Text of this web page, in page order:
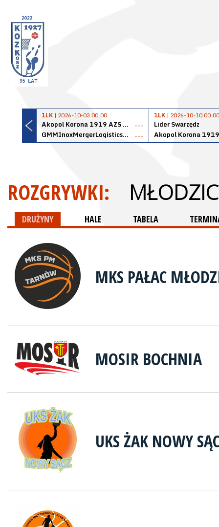
1LK | 2026-10-03 00:00
Akopol Korona 1919 AZS PK Kraków
---
GMMInoxMergerLogisticsPanteryŁańcut
---
1LK | 2026-10-10 00:00
Lider Swarzędz
ROZGRYWKI:
DRUŻYNY HALE TABELA
MKS PAŁAC
MOSIR BOCHNIA
UKS ŻAK NOWY